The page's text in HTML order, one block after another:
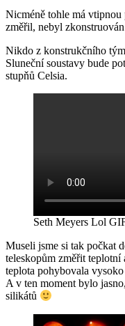
Nicméně tohle má
změřil, nebyl
Nikdo z konstrukčního
Sluneční soustavy bude
stupňů Celsia.
Seth Meyers Lol
Museli jsme si tak počkat
teleskopům změřit teplotní
teplota pohybovala
A v ten moment bylo
silikátů